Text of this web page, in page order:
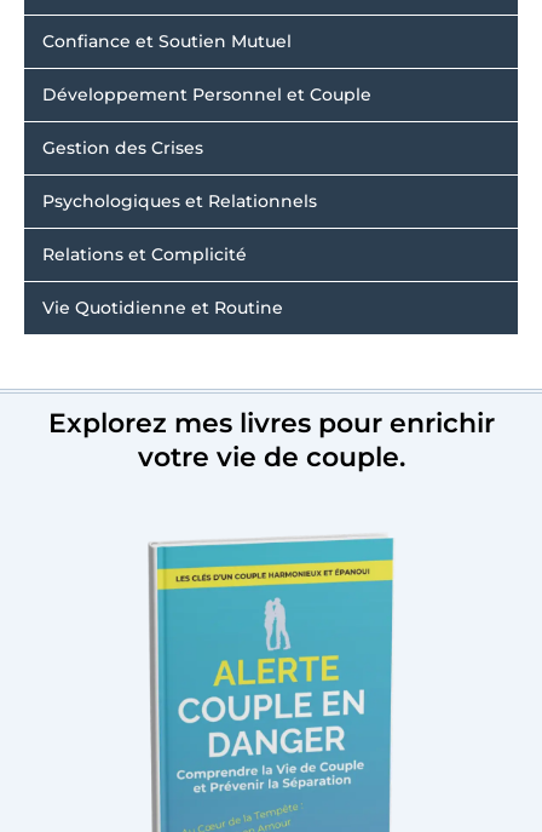
Confiance et Soutien Mutuel
Développement Personnel et Couple
Gestion des Crises
Psychologiques et Relationnels
Relations et Complicité
Vie Quotidienne et Routine
Explorez mes livres pour enrichir
votre vie de couple.